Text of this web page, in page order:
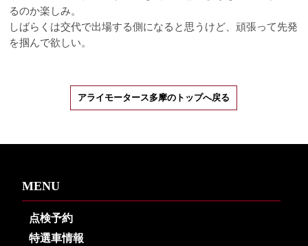
るのか楽しみ。
しばらくは交代で出場する側になると思うけど、頑張って先発
を掴んで欲しい。
アライモータース多摩のトップへ戻る
MENU
点検予約
特選車情報